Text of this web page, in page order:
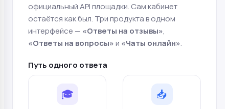
официальный API площадки. Сам кабинет
остаётся как был. Три продукта в одном
интерфейсе — «Ответы на отзывы»,
«Ответы на вопросы»и «Чаты онлайн».
Путь одного ответа
🎓 📥